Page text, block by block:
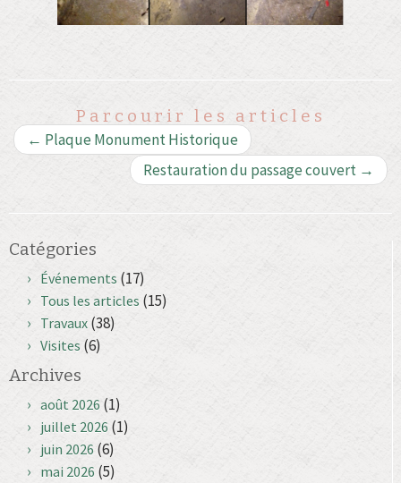
Parcourir les articles
← Plaque Monument Historique
Restauration du passage couvert →
Catégories
Événements (17)
Tous les articles (15)
Travaux (38)
Visites (6)
Archives
août 2026 (1)
juillet 2026 (1)
juin 2026 (6)
mai 2026 (5)